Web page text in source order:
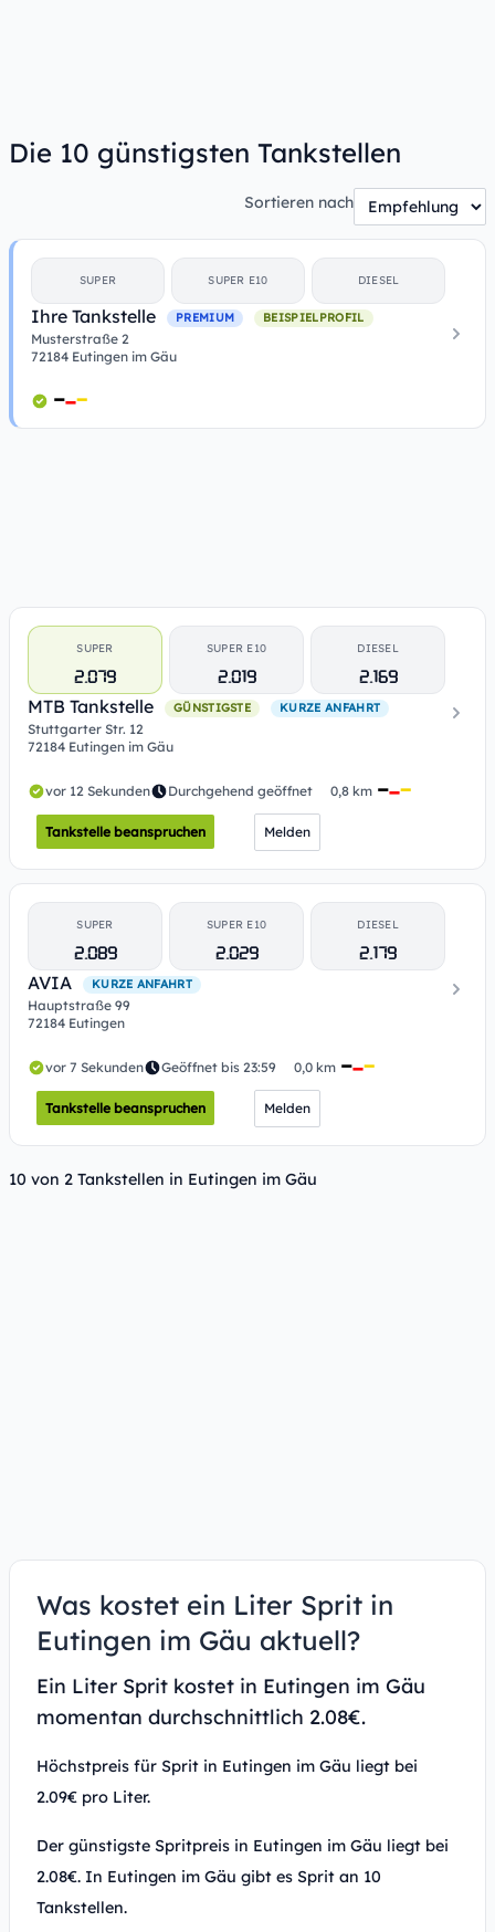
Die 10 günstigsten Tankstellen
Sortieren nach
SUPER SUPER E10 DIESEL
Ihre Tankstelle PREMIUM BEISPIELPROFIL
Musterstraße 2
72184 Eutingen im Gäu
SUPER
2.079
SUPER E10
2.019
DIESEL
2.169
MTB Tankstelle
GÜNSTIGSTE KURZE ANFAHRT
Stuttgarter Str. 12
72184 Eutingen im Gäu
vor 12 Sekunden Durchgehend geöffnet 0,8 km
Tankstelle beanspruchen Melden
SUPER
2.089
SUPER E10
2.029
DIESEL
2.179
AVIA
KURZE ANFAHRT
Hauptstraße 99
72184 Eutingen
vor 7 Sekunden Geöffnet bis 23:59 0,0 km
Tankstelle beanspruchen Melden
10 von 2 Tankstellen in Eutingen im Gäu
Was kostet ein Liter Sprit in
Eutingen im Gäu aktuell?
Ein Liter Sprit kostet in Eutingen im Gäu
momentan durchschnittlich 2.08€.
Höchstpreis für Sprit in Eutingen im Gäu liegt bei
2.09€ pro Liter.
Der günstigste Spritpreis in Eutingen im Gäu liegt bei
2.08€. In Eutingen im Gäu gibt es Sprit an 10
Tankstellen.